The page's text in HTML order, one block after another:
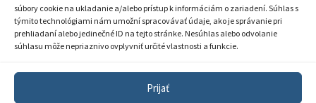
súbory cookie na ukladanie a/alebo prístup k informáciám o zariadení. Súhlas s
týmito technológiami nám umožní spracovávať údaje, ako je správanie pri
prehliadaní alebo jedinečné ID na tejto stránke. Nesúhlas alebo odvolanie
súhlasu môže nepriaznivo ovplyvniť určité vlastnosti a funkcie.
Prijať
Zásady ochrany súkromia
Sprístupnenie informácií